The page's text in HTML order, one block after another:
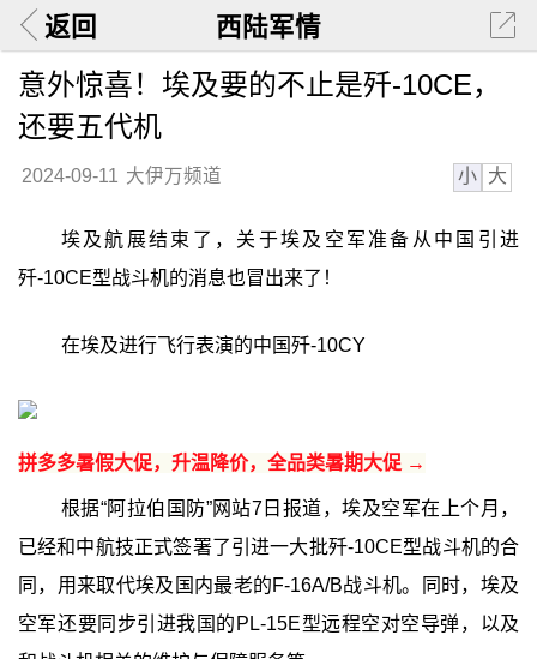
返回 西陆军情
意外惊喜！埃及要的不止是歼-10CE，
还要五代机
2024-09-11 大伊万频道 小 大
埃及航展结束了，关于埃及空军准备从中国引进
歼-10CE型战斗机的消息也冒出来了！
在埃及进行飞行表演的中国歼-10CY
拼多多暑假大促，升温降价，全品类暑期大促 →
根据“阿拉伯国防”网站7日报道，埃及空军在上个月，
已经和中航技正式签署了引进一大批歼-10CE型战斗机的合
同，用来取代埃及国内最老的F-16A/B战斗机。同时，埃及
空军还要同步引进我国的PL-15E型远程空对空导弹，以及